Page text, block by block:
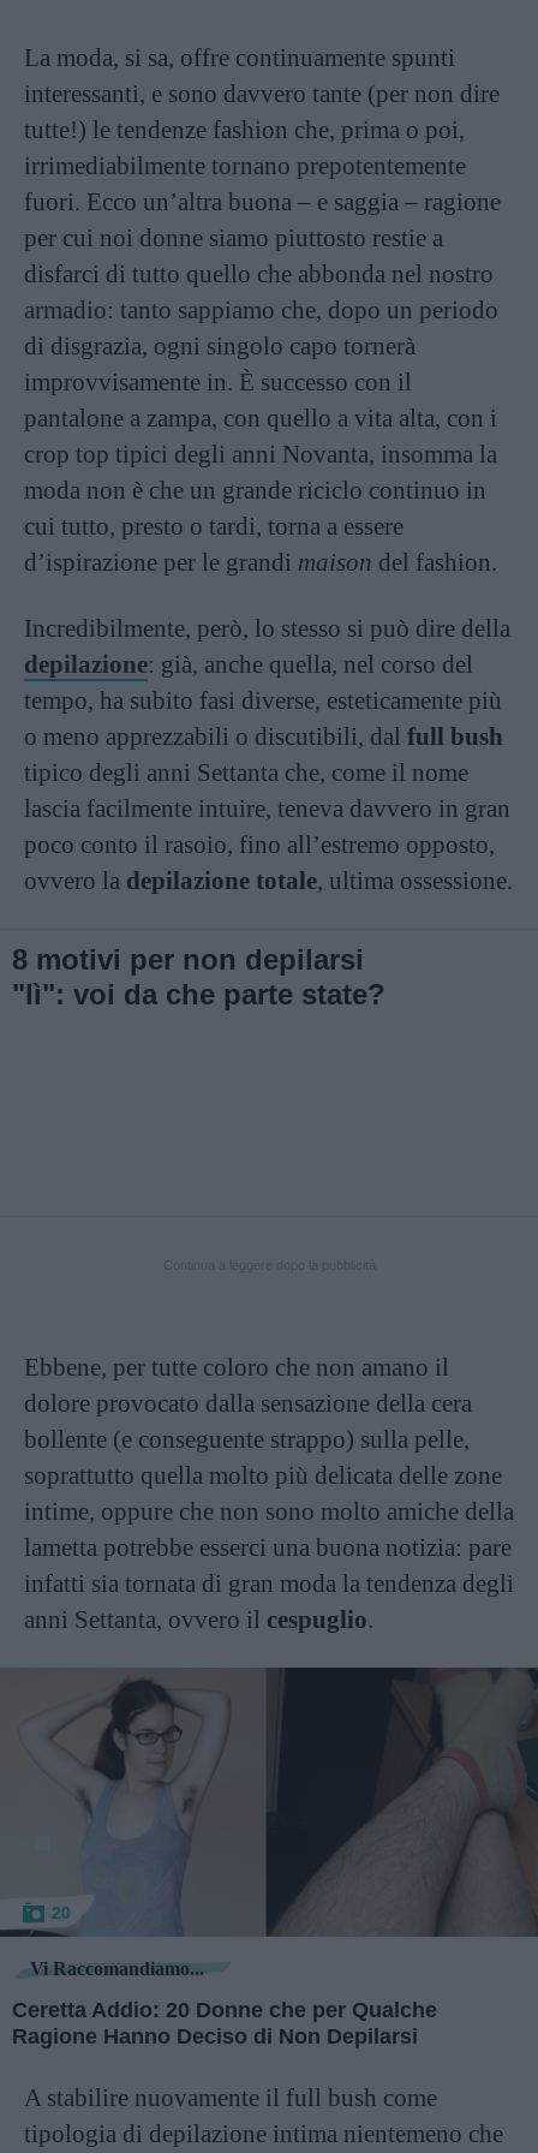
La moda, si sa, offre continuamente spunti
interessanti, e sono davvero tante (per non dire
tutte!) le tendenze fashion che, prima o poi,
irrimediabilmente tornano prepotentemente
fuori. Ecco un’altra buona – e saggia – ragione
per cui noi donne siamo piuttosto restie a
disfarci di tutto quello che abbonda nel nostro
armadio: tanto sappiamo che, dopo un periodo
di disgrazia, ogni singolo capo tornerà
improvvisamente in. È successo con il
pantalone a zampa, con quello a vita alta, con i
crop top tipici degli anni Novanta, insomma la
moda non è che un grande riciclo continuo in
cui tutto, presto o tardi, torna a essere
d’ispirazione per le grandi maison del fashion.
Incredibilmente, però, lo stesso si può dire della
depilazione: già, anche quella, nel corso del
tempo, ha subito fasi diverse, esteticamente più
o meno apprezzabili o discutibili, dal full bush
tipico degli anni Settanta che, come il nome
lascia facilmente intuire, teneva davvero in gran
poco conto il rasoio, fino all’estremo opposto,
ovvero la depilazione totale, ultima ossessione.
8 motivi per non depilarsi
"lì": voi da che parte state?
Ebbene, per tutte coloro che non amano il
dolore provocato dalla sensazione della cera
bollente (e conseguente strappo) sulla pelle,
soprattutto quella molto più delicata delle zone
intime, oppure che non sono molto amiche della
lametta potrebbe esserci una buona notizia: pare
infatti sia tornata di gran moda la tendenza degli
anni Settanta, ovvero il cespuglio.
20
Vi Raccomandiamo...
Ceretta Addio: 20 Donne che per Qualche
Ragione Hanno Deciso di Non Depilarsi
A stabilire nuovamente il full bush come
tipologia di depilazione intima nientemeno che